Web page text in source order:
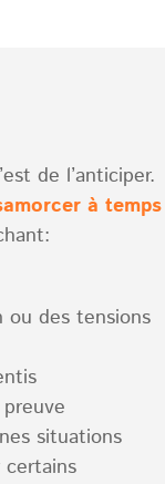
de l’anticiper.
à temps
ou des tensions
situations